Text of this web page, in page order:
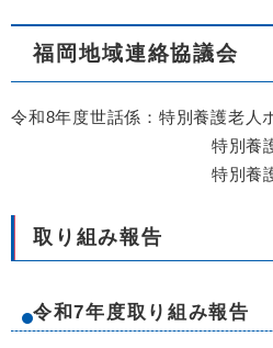
福岡地域連絡協議会
令和8年度世話係：特別養護老人
特別養護老人ホ
特別養護老人ホ
取り組み報告
令和7年度取り組み報告